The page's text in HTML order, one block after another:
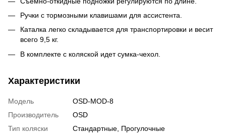
Ручки с тормозными клавишами для ассистента.
Каталка легко складывается для транспортировки и весит
всего 9,5 кг.
В комплекте с коляской идет сумка-чехол.
Характеристики
Модель
OSD-MOD-8
Производитель
OSD
Тип коляски
Стандартные Прогулочные